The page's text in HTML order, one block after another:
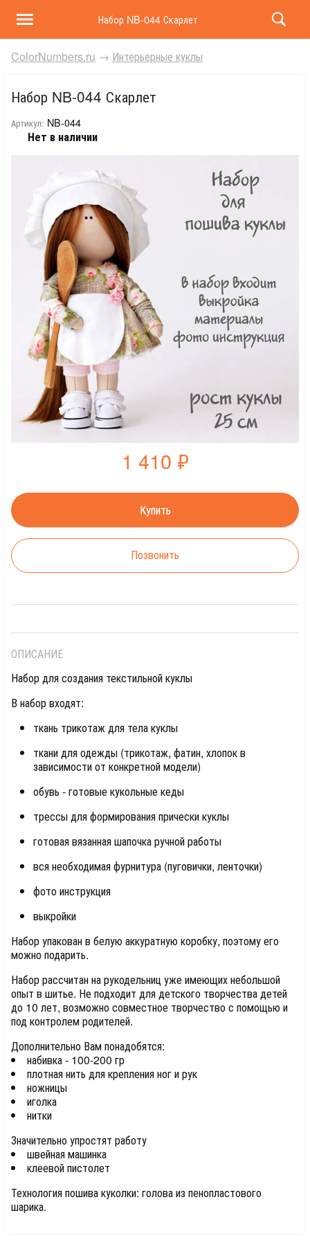
Набор NB-044 Скарлет
ColorNumbers.ru → Интерьерные куклы
Набор NB-044 Скарлет
Артикул: NB-044
Нет в наличии
1 410 ₽
Позвонить
ОПИСАНИЕ
Набор для создания текстильной куклы
В набор входят:
ткань трикотаж для тела куклы
ткани для одежды (трикотаж, фатин, хлопок в
зависимости от конкретной модели)
обувь - готовые кукольные кеды
трессы для формирования прически куклы
готовая вязанная шапочка ручной работы
вся необходимая фурнитура (пуговички, ленточки)
фото инструкция
выкройки
Набор упакован в белую аккуратную коробку, поэтому его
можно подарить.
Набор рассчитан на рукодельниц уже имеющих небольшой
опыт в шитье. Не подходит для детского творчества детей
до 10 лет, возможно совместное творчество с помощью и
под контролем родителей.
Дополнительно Вам понадобятся:
набивка - 100-200 гр
плотная нить для крепления ног и рук
ножницы
иголка
нитки
Значительно упростят работу
швейная машинка
клеевой пистолет
Технология пошива куколки: голова из пенопластового
шарика.